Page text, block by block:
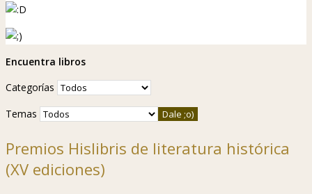
Encuentra libros
Categorías
Temas
Premios Hislibris de literatura histórica
(XV ediciones)